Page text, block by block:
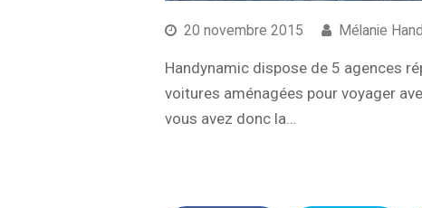
20 novembre 2015 Mélanie
Handynamic dispose de 5 agences
voitures aménagées pour voyager
vous avez donc la…